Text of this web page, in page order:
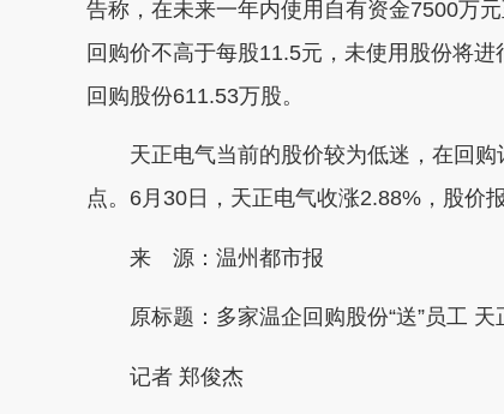
告称，在未来一年内使用自有资金7500万
回购价不高于每股11.5元，未使用股份将
回购股份611.53万股。
天正电气当前的股价较为低迷，在回购
点。6月30日，天正电气收涨2.88%，股价
来 源：温州都市报
原标题： 多家温企回购股份“送”员工
记者 郑俊杰